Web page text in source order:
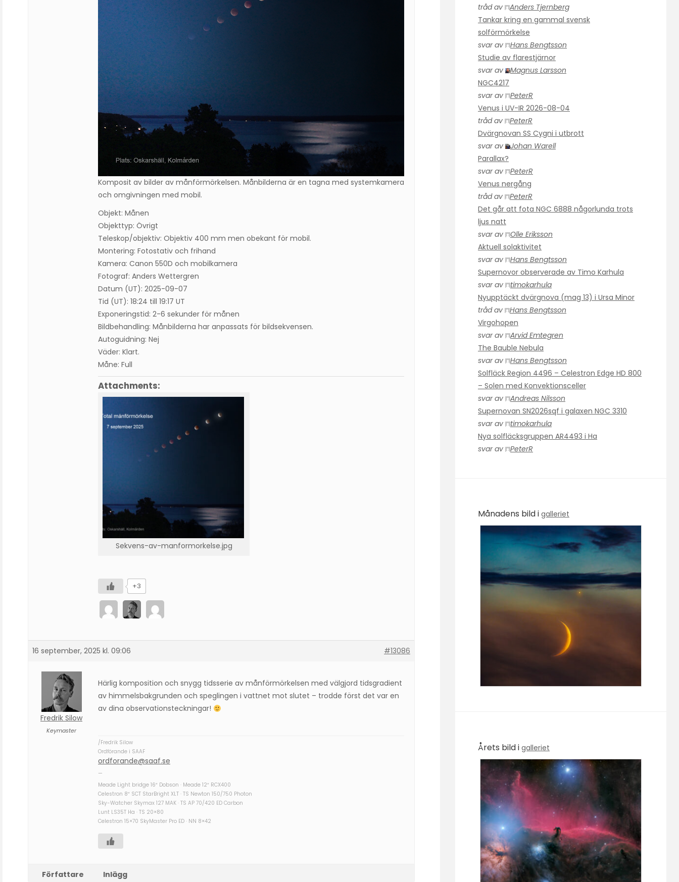
Komposit av bilder av månförmörkelsen. Månbilderna är en tagna med systemkamera
och omgivningen med mobil.
Objekt: Månen
Objekttyp: Övrigt
Teleskop/objektiv: Objektiv 400 mm men obekant för mobil.
Montering: Fotostativ och frihand
Kamera: Canon 550D och mobilkamera
Fotograf: Anders Wettergren
Datum (UT): 2025-09-07
Tid (UT): 18:24 till 19:17 UT
Exponeringstid: 2-6 sekunder för månen
Bildbehandling: Månbilderna har anpassats för bildsekvensen.
Autoguidning: Nej
Väder: Klart.
Måne: Full
Attachments:
Sekvens-av-manformorkelse.jpg
+3
16 september, 2025 kl. 09:06 #13086
Fredrik Silow
Keymaster
Härlig komposition och snygg tidsserie av månförmörkelsen med välgjord tidsgradient
av himmelsbakgrunden och speglingen i vattnet mot slutet – trodde först det var en
av dina observationsteckningar!
/Fredrik Silow
Ordförande i SAAF
ordforande@saaf.se
—
Meade Light bridge 16″ Dobson · Meade 12″ RCX400
Celestron 8″ SCT StarBright XLT · TS Newton 150/750 Photon
Sky-Watcher Skymax 127 MAK · TS AP 70/420 ED Carbon
Lunt LS35T Ha · TS 20×80
Celestron 15×70 SkyMaster Pro ED · NN 8×42
Författare Inlägg
tråd av
Anders Tjernberg
Tankar kring en gammal svensk
solförmörkelse
svar av
Hans Bengtsson
Studie av flarestjärnor
svar av
Magnus Larsson
NGC4217
svar av
PeterR
Venus i UV-IR 2026-08-04
tråd av
PeterR
Dvärgnovan SS Cygni i utbrott
svar av
Johan Warell
Parallax?
svar av
PeterR
Venus nergång
tråd av
PeterR
Det går att fota NGC 6888 någorlunda trots
ljus natt
svar av
Olle Eriksson
Aktuell solaktivitet
svar av
Hans Bengtsson
Supernovor observerade av Timo Karhula
svar av
timokarhula
Nyupptäckt dvärgnova (mag 13) i Ursa Minor
tråd av
Hans Bengtsson
Virgohopen
svar av
Arvid Emtegren
The Bauble Nebula
svar av
Hans Bengtsson
Solfläck Region 4496 – Celestron Edge HD 800
– Solen med Konvektionsceller
svar av
Andreas Nilsson
Supernovan SN2026sqf i galaxen NGC 3310
svar av
timokarhula
Nya solfläcksgruppen AR4493 i Ha
svar av
PeterR
Månadens bild i galleriet
Årets bild i galleriet